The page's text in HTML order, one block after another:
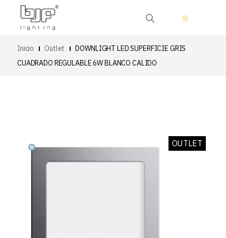
Inicio Outlet
DOWNLIGHT LED SUPERFICIE GRIS
CUADRADO REGULABLE 6W BLANCO CALIDO
OUTLET